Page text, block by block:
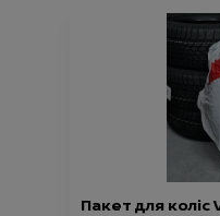
Пакет для коліс